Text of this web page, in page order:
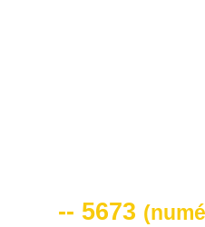
-- 5673 (